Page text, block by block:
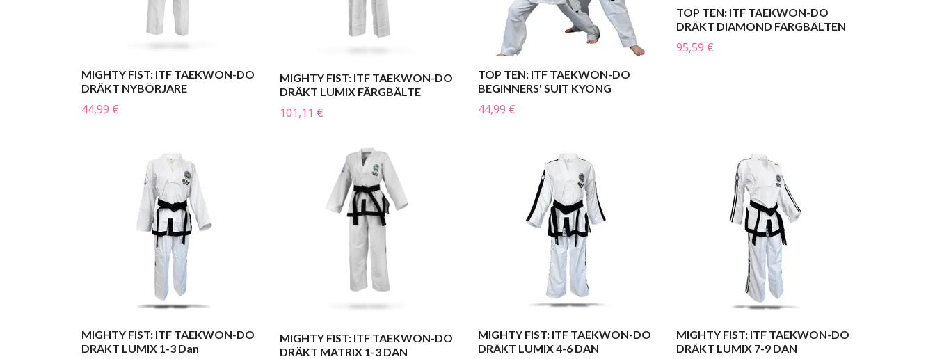
MIGHTY FIST: ITF TAEKWON-DO
DRÄKT NYBÖRJARE
44,99 €
MIGHTY FIST: ITF TAEKWON-DO
DRÄKT LUMIX FÄRGBÄLTE
101,11 €
TOP TEN: ITF TAEKWON-DO
BEGINNERS' SUIT KYONG
44,99 €
TOP TEN: ITF TAEKWON-DO
DRÄKT DIAMOND FÄRGBÄLTEN
95,59 €
MIGHTY FIST: ITF TAEKWON-DO
DRÄKT LUMIX 1-3 Dan
MIGHTY FIST: ITF TAEKWON-DO
DRÄKT MATRIX 1-3 DAN
MIGHTY FIST: ITF TAEKWON-DO
DRÄKT LUMIX 4-6 DAN
MIGHTY FIST: ITF TAEKWON-DO
DRÄKT LUMIX 7-9 DAN